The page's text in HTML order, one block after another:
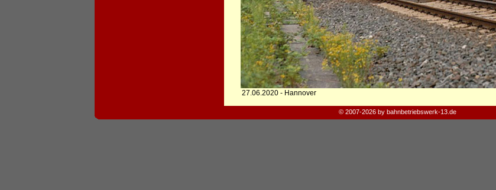
27.06.2020 - Hannover
© 2007-2026 by bahnbetriebswerk-13.de